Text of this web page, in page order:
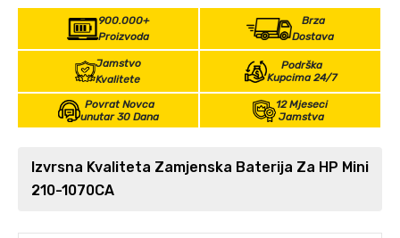
900.000+
Proizvoda
Brza
Dostava
Jamstvo
Kvalitete
Podrška
Kupcima 24/7
Povrat Novca
unutar 30 Dana
12 Mjeseci
Jamstva
Izvrsna Kvaliteta Zamjenska Baterija Za HP Mini
210-1070CA